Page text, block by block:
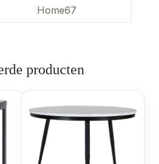
Home67
producten